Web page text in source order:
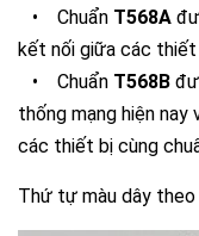
• Chuẩn T568A
kết nối giữa các thiết
• Chuẩn T568B
thống mạng hiện
các thiết bị cùng
Thứ tự màu dây theo